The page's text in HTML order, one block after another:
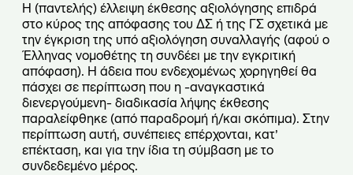
Η (παντελής) έλλειψη έκθεσης αξιολόγησης επιδρά
στο κύρος της απόφασης του ΔΣ ή της ΓΣ σχετικά με
την έγκριση της υπό αξιολόγηση συναλλαγής (αφού ο
Έλληνας νομοθέτης τη συνδέει με την εγκριτική
απόφαση). Η άδεια που ενδεχομένως χορηγηθεί θα
πάσχει σε περίπτωση που η -αναγκαστικά
διενεργούμενη- διαδικασία λήψης έκθεσης
παραλείφθηκε (από παραδρομή ή/και σκόπιμα). Στην
περίπτωση αυτή, συνέπειες επέρχονται, κατ’
επέκταση, και για την ίδια τη σύμβαση με το
συνδεδεμένο μέρος.